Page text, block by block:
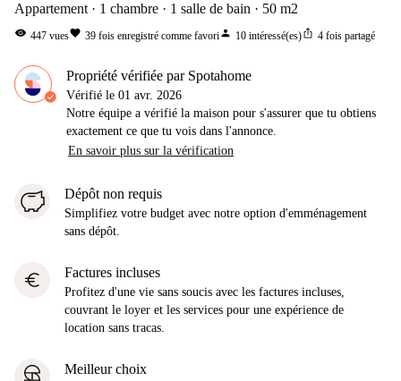
Appartement 1 chambre 1 salle de bain 50 m2
visibility 447 vuesfavorite 39 fois enregistré comme favoriperson 10 intéressé(es)ios_share 4 fois partagé
Propriété vérifiée par Spotahome
Vérifié le 01 avr. 2026
Notre équipe a vérifié la maison pour s'assurer que tu obtiens
exactement ce que tu vois dans l'annonce.
En savoir plus sur la vérification
Dépôt non requis
Simplifiez votre budget avec notre option d'emménagement
sans dépôt.
euro Factures incluses
Profitez d'une vie sans soucis avec les factures incluses,
couvrant le loyer et les services pour une expérience de
location sans tracas.
Meilleur choix